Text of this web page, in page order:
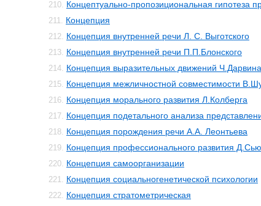
210. Концептуально-пропозициональная гипотеза
211. Концепция
212. Концепция внутренней речи Л. С. Выготского
213. Концепция внутренней речи П.П.Блонского
214. Концепция выразительных движений Ч.Дарвина
215. Концепция межличностной совместимости
216. Концепция морального развития Л.Колберга
217. Концепция подетального анализа
218. Концепция порождения речи А.А. Леонтьева
219. Концепция профессионального развития
220. Концепция самоорганизации
221. Концепция социальногенетической психологии
222. Концепция стратометрическая